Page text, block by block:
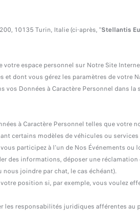
10135 Turin, Italie (ci-après, "Stellantis
espace personnel sur Notre Site
dont vous gérez les paramètres de votre
Données à Caractère Personnel dans
à Caractère Personnel telles que
certains modèles de véhicules ou
participez à l’un de Nos Événements
des informations, déposer une
joindre par chat, le cas échéant).
position si, par exemple, vous voulez
responsabilités juridiques afférentes